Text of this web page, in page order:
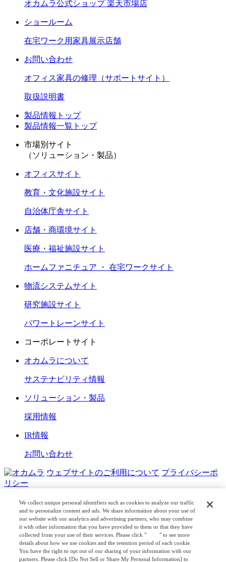
オカムラ公式ショップ 楽天市場店
ショールーム
在宅ワーク用家具展示店舗
お問い合わせ
オフィス家具の修理（サポートサイト）
取扱説明書
製品情報トップ
製品情報一覧トップ
市場別サイト
（ソリューション・製品）
オフィスサイト
教育・文化施設サイト
自治体庁舎サイト
店舗・商環境サイト
医療・福祉施設サイト
ホームファニチュア ・ 在宅ワークサイト
物流システムサイト
研究施設サイト
パワートレーンサイト
コーポレートサイト
オカムラについて
サステナビリティ情報
ソリューション・製品
採用情報
IR情報
お問い合わせ
ウェブサイトのご利用について プライバシーポ
リシー
COPYRIGHT © OKAMURA CORPORATION. ALL RIGHTS
RESERVED.
日本公式 企業広報
We collect unique personal identifiers such as cookies to analyze our traffic
and to personalize content and ads. We share information about your use of
our website with our analytics and advertising partners, who may combine
it with other information that you have provided to them or that they have
collected from your use of their services. Please click "
here" to see more
details about how we use cookies and the retention period of each cookie.
You have the right to opt out of our sharing of your information with our
partners. Please click [Do Not Sell or Share My Personal Information] to